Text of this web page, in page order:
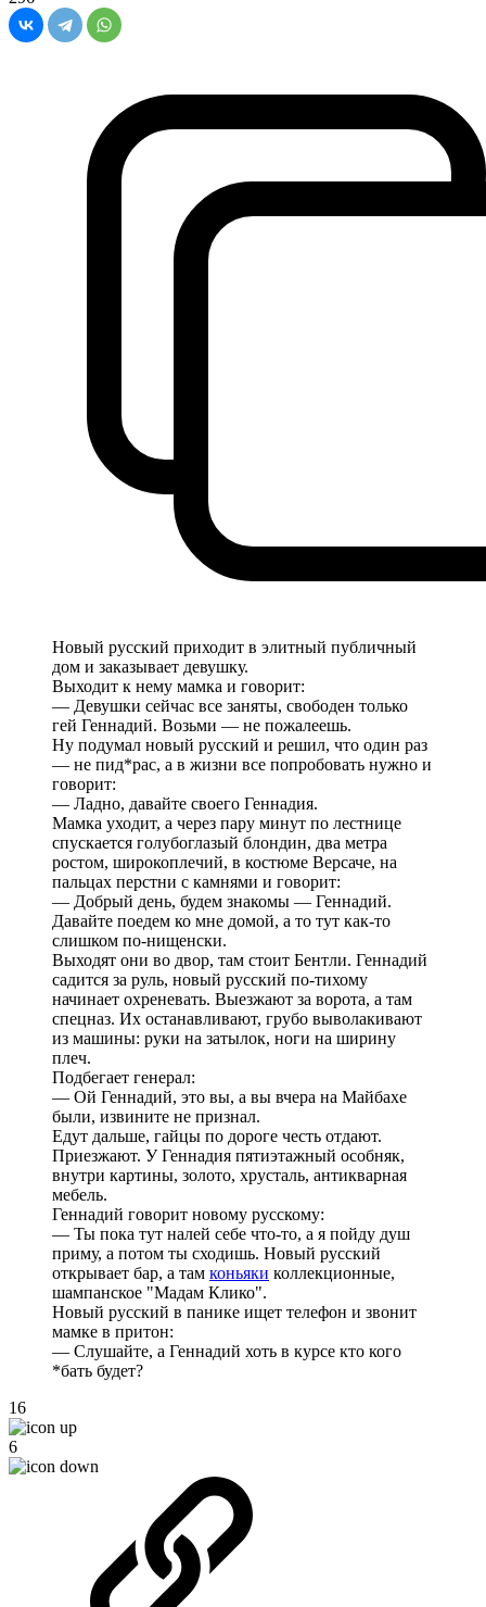
Новый русский приходит в элитный публичный
дом и заказывает девушку.
Выходит к нему мамка и говорит:
— Девушки сейчас все заняты, свободен только
гей Геннадий. Возьми — не пожалеешь.
Ну подумал новый русский и решил, что один раз
— не пид*рас, а в жизни все попробовать нужно и
говорит:
— Ладно, давайте своего Геннадия.
Мамка уходит, а через пару минут по лестнице
спускается голубоглазый блондин, два метра
ростом, широкоплечий, в костюме Версаче, на
пальцах перстни с камнями и говорит:
— Добрый день, будем знакомы — Геннадий.
Давайте поедем ко мне домой, а то тут как-то
слишком по-нищенски.
Выходят они во двор, там стоит Бентли. Геннадий
садится за руль, новый русский по-тихому
начинает охреневать. Выезжают за ворота, а там
спецназ. Их останавливают, грубо выволакивают
из машины: руки на затылок, ноги на ширину
плеч.
Подбегает генерал:
— Ой Геннадий, это вы, а вы вчера на Майбахе
были, извините не признал.
Едут дальше, гайцы по дороге честь отдают.
Приезжают. У Геннадия пятиэтажный особняк,
внутри картины, золото, хрусталь, антикварная
мебель.
Геннадий говорит новому русскому:
— Ты пока тут налей себе что-то, а я пойду душ
приму, а потом ты сходишь. Новый русский
открывает бар, а там коньяки коллекционные,
шампанское "Мадам Клико".
Новый русский в панике ищет телефон и звонит
мамке в притон:
— Слушайте, а Геннадий хоть в курсе кто кого
*бать будет?
16
6